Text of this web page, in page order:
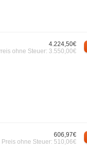
4.224,50€
ohne Steuer: 3.550,00€
606,97€
Preis ohne Steuer: 510,06€